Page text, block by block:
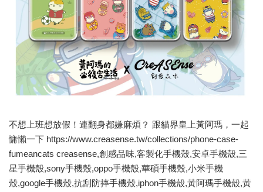
不想上班想放假！連翻身都嫌麻煩？ 跟貓界皇上黃阿瑪，一起
慵懶一下 https://www.creasense.tw/collections/phone-case-
fumeancats creasense,創感品味,客製化手機殼,安卓手機殼,三
星手機殼,sony手機殼,oppo手機殼,華碩手機殼,小米手機
殼,google手機殼,抗刮防摔手機殼,iphon手機殼,黃阿瑪手機殼,黃